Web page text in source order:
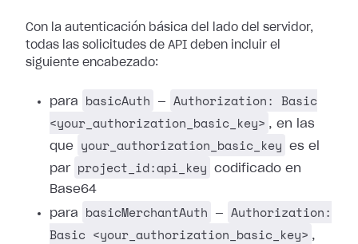
Con la autenticación básica del lado del servidor,
todas las solicitudes de API deben incluir el
siguiente encabezado:
para basicAuth —
Authorization: Basic
<your_authorization_basic_key> , en las
que
your_authorization_basic_key
es el
par project_id:api_key
codificado en
Base64
para
basicMerchantAuth —
Authorization:
Basic <your_authorization_basic_key> ,